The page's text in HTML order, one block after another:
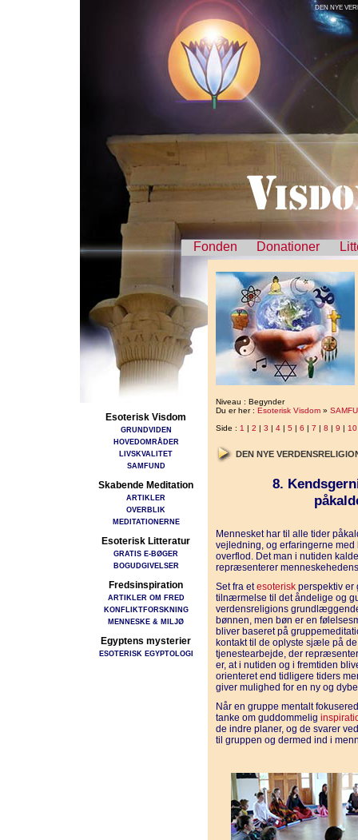
DEN NYE
Fonden Donationer
Esoterisk Visdom
GRUNDVIDEN
HOVEDOMRÅDER
LIVSKVALITET
SAMFUND
Skabende Meditation
ARTIKLER
OVERBLIK
MEDITATIONERNE
Esoterisk Litteratur
GRATIS E-BØGER
BOGUDGIVELSER
Fredsinspiration
ARTIKLER OM FRED
KONFLIKTFORSKNING
MENNESKE & MILJØ
Egyptens mysterier
ESOTERISK EGYPTOLOGI
Niveau : Begynder
Du er her : Esoterisk Visdom »
Side : 1 | 2 | 3 | 4 | 5 | 6 | 7 | 8 | 9 | 10
DEN NYE
8.
Mennesket har til alle tider
vejledning, og erfaringerne
overflod. Det man i nutiden
repræsenterer
Set fra etesoterisk perspektiv er
tilnærmelse til det åndelige og
verdensreligions
bønnen, men bøn er en
bliver baseret på
kontakt til de oplyste sjæle på
tjenestearbejde, der
er, at i nutiden og i fremtiden
orienteret end tidligere tiders
giver mulighed for en ny og
Når en gruppe mentalt
tanke om guddommelig
de indre planer, og de svarer
til gruppen og dermed ind i